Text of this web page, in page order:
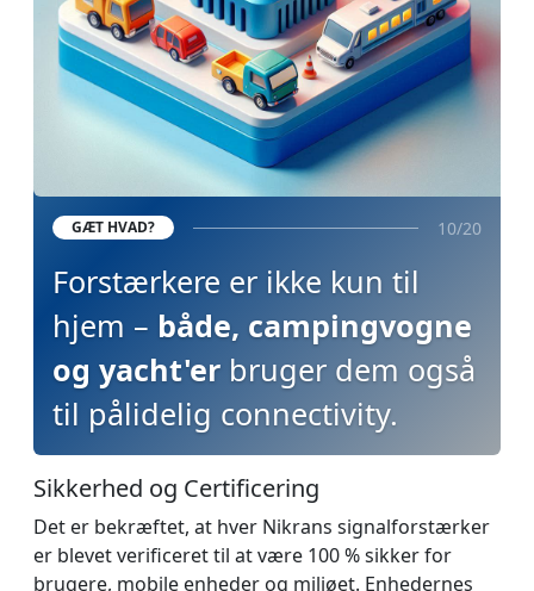
GÆT HVAD? 10/20
Forstærkere er ikke kun til
hjem – både, campingvogne
og yacht'er bruger dem også
til pålidelig connectivity.
Sikkerhed og Сertificering
Det er bekræftet, at hver Nikrans signalforstærker
er blevet verificeret til at være 100 % sikker for
brugere, mobile enheder og miljøet. Enhedernes